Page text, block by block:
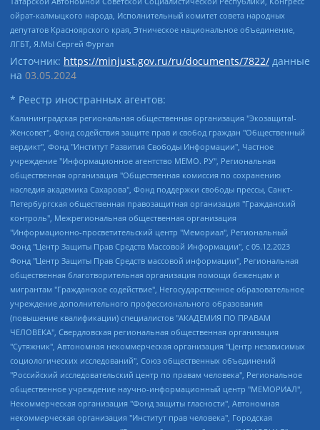
ойрат-калмыцкого народа, Исполнительный комитет совета народных
депутатов Красноярского края, Этническое национальное объединение,
ЛГБТ, Я.МЫ Сергей Фургал
Источник: https://minjust.gov.ru/ru/documents/7822/ данные
на 03.05.2024
* Реестр иностранных агентов:
Калининградская региональная общественная организация "Экозащита!-Женсовет", Фонд содействия защите прав и свобод граждан "Общественный вердикт", Фонд "Институт Развития Свободы Информации", Частное учреждение "Информационное агентство МЕМО. РУ", Региональная общественная организация "Общественная комиссия по сохранению наследия академика Сахарова", Фонд поддержки свободы прессы, Санкт-Петербургская общественная правозащитная организация "Гражданский контроль", Межрегиональная общественная организация "Информационно-просветительский центр "Мемориал", Региональный Фонд "Центр Защиты Прав Средств Массовой Информации", с 05.12.2023 Фонд "Центр Защиты Прав Средств массовой информации", Региональная общественная благотворительная организация помощи беженцам и мигрантам "Гражданское содействие", Негосударственное образовательное учреждение дополнительного профессионального образования (повышение квалификации) специалистов "АКАДЕМИЯ ПО ПРАВАМ ЧЕЛОВЕКА", Свердловская региональная общественная организация "Сутяжник", Автономная некоммерческая организация "Центр независимых социологических исследований", Союз общественных объединений "Российский исследовательский центр по правам человека", Региональное общественное учреждение научно-информационный центр "МЕМОРИАЛ", Некоммерческая организация "Фонд защиты гласности", Автономная некоммерческая организация "Институт прав человека", Городская общественная организация "Екатеринбургское общество "МЕМОРИАЛ", Городская общественная организация "Рязанское историко-просветительское и правозащитное общество "Мемориал" (Рязанский Мемориал), Челябинский региональный орган общественной самодеятельности – женское общественное объединение "Женщины Евразии", Челябинский региональный орган общественной самодеятельности "Уральская правозащитная группа", Фонд содействия защите здоровья и социальной справедливости имени Андрея Рылькова, Автономная Некоммерческая Организация "Аналитический Центр Юрия Левады", Автономная некоммерческая организация социальной поддержки населения "Проект Апрель", Региональная общественная организация помощи женщинам и детям, находящимся в кризисной ситуации "Информационно-методический центр "Анна", Фонд содействия развитию массовых коммуникаций и правовому просвещению "Так-так-Так", Фонд содействия устойчивому развитию "Серебряная тайга", Свердловский региональный общественный фонд социальных проектов "Новое время", "Idel.Реалии", Кавказ.Реалии, Крым.Реалии, Телеканал Настоящее Время, Татаро-башкирская служба Радио Свобода (Azatliq Radiosi), Радио Свободная Европа/Радио Свобода (PCE/PC), "Сибирь.Реалии", "Фактограф", Благотворительный фонд помощи осужденным и их семьям, Автономная некоммерческая организация "Институт глобализации и социальных движений", Фонд "В защиту прав заключенных", Частное учреждение "Центр поддержки и содействия развитию средств массовой информации", Пензенский региональный общественный благотворительный фонд "Гражданский союз", "Север.Реалии", Некоммерческая организация Фонд "Правовая инициатива", Общество с ограниченной ответственностью "Радио Свободная Европа/Радио Свобода", Чешское информационное агентство "MEDIUM-ORIENT", Красноярская региональная общественная организация "Мы против СПИДа", Камалягин Денис Николаевич, Маркелов Сергей Евгеньевич, Пономарев Лев Александрович, Савицкая Людмила Алексеевна, Автономная некоммерческая организация "Центр по работе с проблемой насилия "НАСИЛИЮ.НЕТ", Межрегиональный профессиональный союз работников здравоохранения "Альянс врачей", Юридическое лицо, зарегистрированное в Латвийской Республике, SIA "Medusa Project" (регистрационный номер 40103797863, дата регистрации 10.06.2014), Некоммерческая организация "Фонд по борьбе с коррупцией", Автономная некоммерческая организация "Институт права и публичной политики", Баданин Роман Сергеевич, Гликин Максим Александрович, Железнова Мария Михайловна, Лукьянова Юлия Сергеевна, Маетная Елизавета Витальевна, Маняхин Петр Борисович, Чуракова Ольга Владимировна, Ярош Юлия Петровна, Юридическое лицо "The Insider SIA", зарегистрированное в Риге, Латвийская Республика (дата регистрации 26.06.2015), являющееся администратором доменного имени интернет-издания "The Insider SIA", https://theins.ru, Постернак Алексей Евгеньевич, Рубин Михаил Аркадьевич, Анин Роман Александрович, Юридическое лицо Istories fonds, зарегистрированное в Латвийской Республике (регистрационный номер 50008295751, дата регистрации 24.02.2020), Великовский Дмитрий Александрович, Долинина Ирина Николаевна, Мароховская Алеся Алексеевна, Шлейнов Роман Юрьевич, Шмагун Олеся Валентиновна, Общество с ограниченной ответственностью "Альтаир 2021", Общество с ограниченной ответственностью "Вега 2021", Общество с ограниченной ответственностью "Главный редактор 2021", Общество с ограниченной ответственностью "Ромашки монолит", Важенков Артем Валерьевич, Ивановская областная общественная организация "Центр гендерных исследований", Гурман Юрий Альбертович, Медиапроект "ОВД-Инфо", Егоров Владимир Владимирович, Жилинский Владимир Александрович, Общество с ограниченной ответственностью "ЗП", Иванова София Юрьевна, Карезина Инна Павловна, Кильтау Екатерина Викторовна, Петров Алексей Викторович, Пискунов Сергей Евгеньевич, Смирнов Сергей Сергеевич, Тихонов Михаил Сергеевич, Общество с ограниченной ответственностью "ЖУРНАЛИСТ-ИНОСТРАННЫЙ АГЕНТ", Арапова Галина Юрьевна, Вольтская Татьяна Анатольевна, Американская компания "Mason G.E.S. Anonymous Foundation" (США), являющаяся владельцем интернет-издания https://mnews.world/, Компания "Stichting Bellingcat", зарегистрированная в Нидерландах (дата регистрации 11.07.2018), Захаров Андрей Вячеславович, Клепиковская Екатерина Дмитриевна, Общество с ограниченной ответственностью "МЕМО", Перл Роман Александрович, Симонов Евгений Алексеевич, Соловьева Елена Анатольевна, Сотников Даниил Владимирович, Сурначева Елизавета Дмитриевна, Автономная некоммерческая организация по защите прав человека и информированию населения "Якутия – Наше Мнение", Общество с ограниченной ответственностью "Москоу диджитал медиа", с 26.01.2023 Общество с ограниченной ответственностью "Чайка Белые сады", Ветошкина Валерия Валерьевна, Заговора Максим Александрович, Межрегиональное общественное движение "Российская ЛГБТ - сеть", Оленичев Максим Владимирович, Павлов Иван Юрьевич, Скворцова Елена Сергеевна, Общество с ограниченной ответственностью "Как бы инагент", Кочетков Игорь Викторович, Общество с ограниченной ответственностью "Честные выборы", Еланчик Олег Александрович, Общество с ограниченной ответственностью "Нобелевский призыв", Гималова Регина Эмилевна, Григорьев Андрей Валерьевич, Григорьева Алина Александровна, Ассоциация по содействию защите прав призывников, альтернативнослужащих и военнослужащих "Правозащитная группа "Гражданин.Армия.Право", Хисамова Регина Фаритовна, Автономная некоммерческая организация по реализации социально-правовых программ "Лилит", Дальневосточное общественное движение "Маяк", Санкт-Петербургская ЛГБТ-инициативная группа "Выход", Инициативная группа ЛГБТ+ "Реверс", Алексеев Андрей Викторович, Бекбулатова Таисия Львовна, Беляев Иван Михайлович, Владыкина Елена Сергеевна, Гельман Марат Александрович, Никульшина Вероника Юрьевна, Толоконникова Надежда Андреевна, Шендерович Виктор Анатольевич, Общество с ограниченной ответственностью "Данное сообщение", Общество с ограниченной ответственностью Издательский дом "Новая глава", Айнбиндер Александра Александровна, Московский комьюнити-центр для ЛГБТ+инициатив, Благотворительный фонд развития филантропии, Deutsche Welle (Германия, Kurt-Schumacher-Strasse 3, 53113 Bonn), Борзунова Мария Михайловна, Воробьев Виктор Викторович, Голубева Анна Львовна, Константинова Алла Михайловна, Малкова Ирина Владимировна, Мурадов Мурад Абдулгалимович, Осетинская Елизавета Николаевна, Понасенков Евгений Николаевич, Ганапольский Матвей Юрьевич, Киселев Евгений Алексеевич, Борухович Ирина Григорьевна, Дремин Иван Тимофеевич, Дубровский Дмитрий Викторович, Красноярская региональная общественная организация поддержки и развития альтернативных образовательных технологий и межкультурных коммуникаций "ИНТЕРРА", Маяковская Екатерина Алексеевна, Фейгин Марк Захарович, Филимонов Андрей Викторович, Дзугкоева Регина Николаевна, Доброхотов Роман Александрович, Дудь Юрий Александрович, Елкин Сергей Владимирович, Кругликов Кирилл Игоревич, Сабунаева Мария Леонидовна, Семенов Алексей Владимирович, Шаинян Карен Багратович, Шульман Екатерина Михайловна, Асафьев Артур Валерьевич, Вахштайн Виктор Семенович, Венедиктов Алексей Алексеевич, Лушникова Екатерина Евгеньевна, Волков Леонид Михайлович, Невзоров Александр Глебович, Пархоменко Сергей Борисович, Сироткин Ярослав Николаевич, Кара-Мурза Владимир Владимирович, Баранова Наталья Владимировна, Гозман Леонид Яковлевич, Кагарлицкий Борис Юльевич, Климарев Михаил Валерьевич, Милов Владимир Станиславович, Автономная некоммерческая организация Краснодарский центр современного искусства "Типография", Моргенштерн Алишер Тагирович, Соболь Любовь Эдуардовна, Общество с ограниченной ответственностью "ЛИЗА НОРМ", Каспаров Гарри Кимович, Ходорковский Михаил Борисович, Общество с ограниченной ответственностью "Апрельские тезисы", Данилович Ирина Брониславовна, Кашин Олег Владимирович, Петров Николай Владимирович, Пивоваров Алексей Владимирович, Соколов Михаил Владимирович, Цветкова Юлия Владимировна, Чичваркин Евгений Александрович, Комитет против пыток/Команда против пыток, Общество с ограниченной ответственностью "Первый научный", Общество с ограниченной ответственностью "Вертолет и ко", Белоцерковская Вероника Борисовна, Кац Максим Евгеньевич, Лазарева Татьяна Юрьевна, Шаведдинов Руслан Табризович, Яшин Илья Валерьевич, Общество с ограниченной ответственностью "Иноагент ААВ", Алешковский Дмитрий Петрович, Альбац Евгения Марковна, Быков Дмитрий Львович, Галямина Юлия Евгеньевна, Лойко Сергей Леонидович, Мартынов Кирилл Константинович, Медведев Сергей Александрович, Крашенинников Федор Геннадиевич, Гордеева Катерина Вл